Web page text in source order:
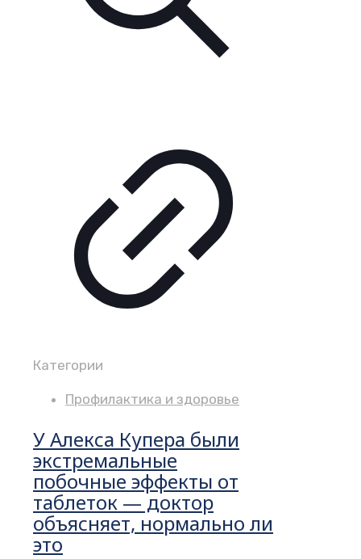
Категории
Профилактика и здоровье
У Алекса Купера были
экстремальные
побочные эффекты от
таблеток — доктор
объясняет, нормально ли
это